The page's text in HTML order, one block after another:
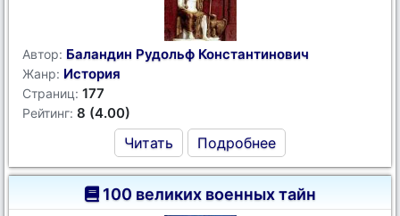
Автор: Баландин Рудольф Константинович
Жанр: История
Страниц: 177
Рейтинг: 8 (4.00)
Читать Подробнее
100 великих военных тайн